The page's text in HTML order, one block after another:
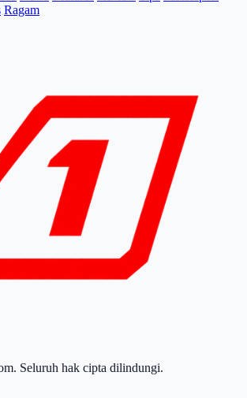
Ragam
Seluruh hak cipta dilindungi.